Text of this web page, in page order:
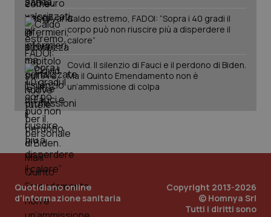
Tiroide
Tumore al seno
Tumore ovarico
Tumori del Polmone & Testa Collo
Tumori gastrointestinali
Ulcera & Reflusso
Vaccini
Caldo estremo, FADOI: “Sopra i 40 gradi il
corpo può non riuscire più a disperdere il
calore”
Covid. Il silenzio di Fauci e il perdono di Biden.
Ma il Quinto Emendamento non è
un’ammissione di colpa
Quotidiano online
d'informazione sanitaria
Copyright 2013-2026
© Homnya Srl
Tutti i diritti sono
CookieScriptConsent
CookieScript
www.quotidianosanita.it
tracking-enable
2